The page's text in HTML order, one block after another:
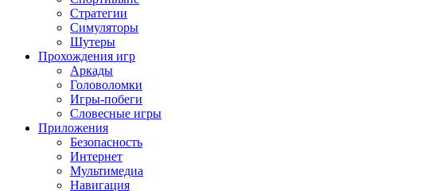
Стратегии
Симуляторы
Шутеры
Прохождения игр
Аркады
Головоломки
Игры-побеги
Словесные игры
Приложения
Безопасность
Интернет
Мультимедиа
Навигация